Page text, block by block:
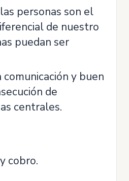
personas son el
de nuestro
puedan ser
y buen
de
centrales.
cobro.